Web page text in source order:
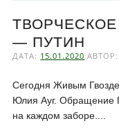
— ПУТИН
ДАТА: 15.01.2020 АВТОР:
Сегодня Живым
Юлия Ауг. Обращение
на каждом заборе....